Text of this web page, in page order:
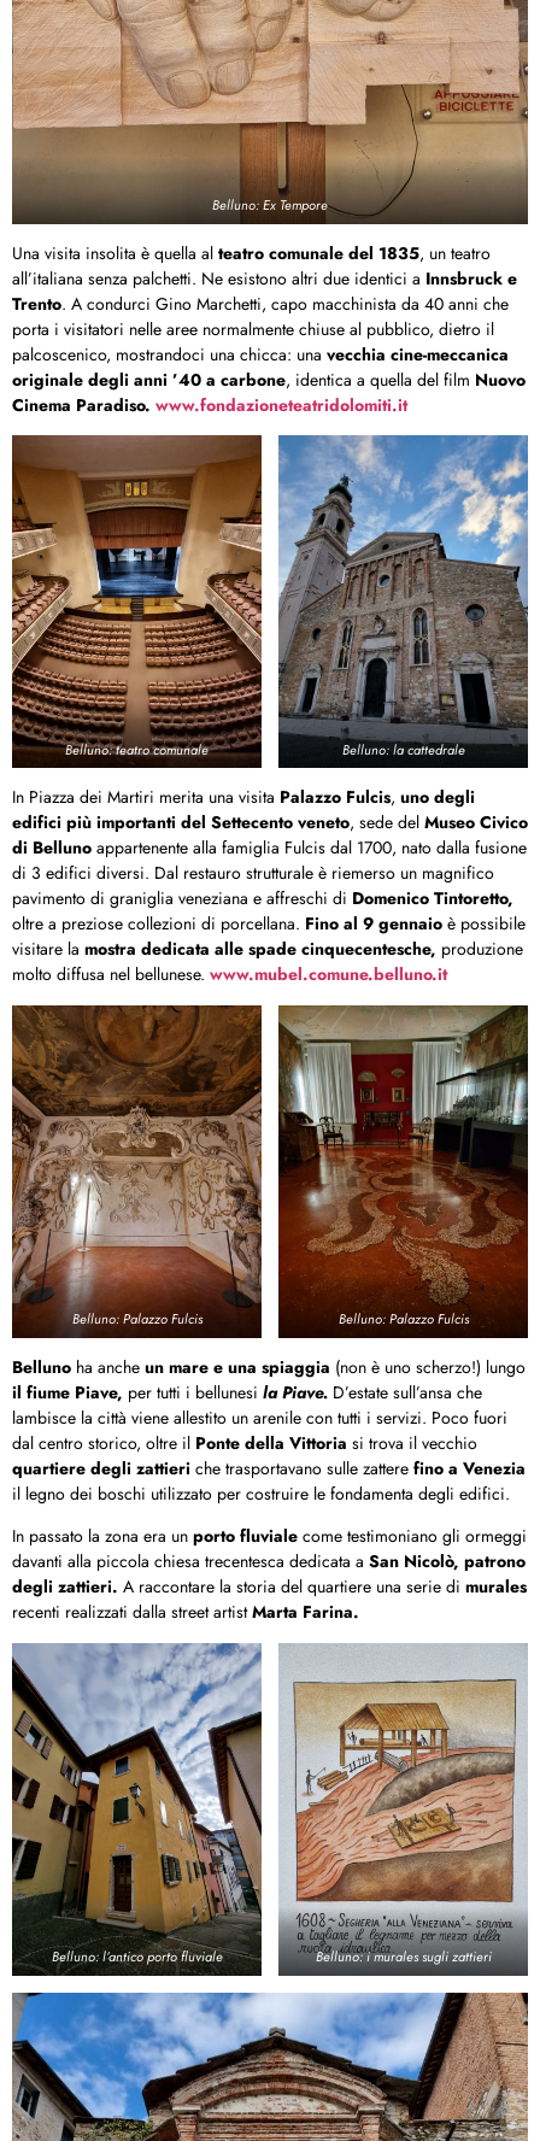
Belluno: Ex Tempore
Una visita insolita è quella al teatro comunale del 1835, un teatro
all’italiana senza palchetti. Ne esistono altri due identici a Innsbruck e
Trento. A condurci Gino Marchetti, capo macchinista da 40 anni che
porta i visitatori nelle aree normalmente chiuse al pubblico, dietro il
palcoscenico, mostrandoci una chicca: una vecchia cine-meccanica
originale degli anni ’40 a carbone, identica a quella del film Nuovo
Cinema Paradiso. www.fondazioneteatridolomiti.it
Belluno: teatro comunale Belluno: la cattedrale
In Piazza dei Martiri merita una visita Palazzo Fulcis, uno degli
edifici più importanti del Settecento veneto, sede del Museo Civico
di Belluno appartenente alla famiglia Fulcis dal 1700, nato dalla fusione
di 3 edifici diversi. Dal restauro strutturale è riemerso un magnifico
pavimento di graniglia veneziana e affreschi di Domenico Tintoretto,
oltre a preziose collezioni di porcellana. Fino al 9 gennaio è possibile
visitare la mostra dedicata alle spade cinquecentesche, produzione
molto diffusa nel bellunese. www.mubel.comune.belluno.it
Belluno: Palazzo Fulcis Belluno: Palazzo Fulcis
Belluno ha anche un mare e una spiaggia (non è uno scherzo!) lungo
il fiume Piave, per tutti i bellunesi la Piave. D’estate sull’ansa che
lambisce la città viene allestito un arenile con tutti i servizi. Poco fuori
dal centro storico, oltre il Ponte della Vittoria si trova il vecchio
quartiere degli zattieri che trasportavano sulle zattere fino a Venezia
il legno dei boschi utilizzato per costruire le fondamenta degli edifici.
In passato la zona era un porto fluviale come testimoniano gli ormeggi
davanti alla piccola chiesa trecentesca dedicata a San Nicolò, patrono
degli zattieri. A raccontare la storia del quartiere una serie di murales
recenti realizzati dalla street artistMarta Farina.
Belluno: l’antico porto fluviale Belluno: i murales sugli zattieri